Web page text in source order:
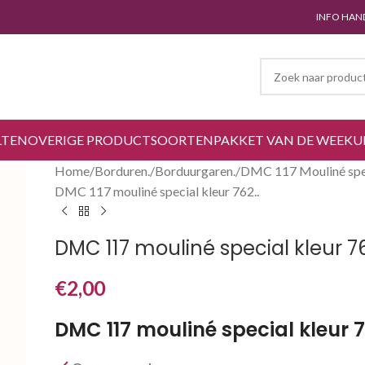
INFO
OVERIGE PRODUCTSOORTENPAKKET VAN DE WEEK
Home Borduren. Borduurgaren. DMC 117 Mouliné
DMC 117 mouliné special kleur 762..
DMC 117 mouliné special kleur
€2,00
DMC 117 mouliné special kleur